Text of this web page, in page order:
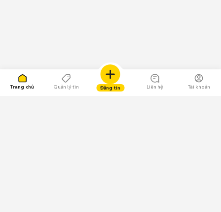
Trang chủ Quản lý tin Đăng tin Liên hệ Tài khoản